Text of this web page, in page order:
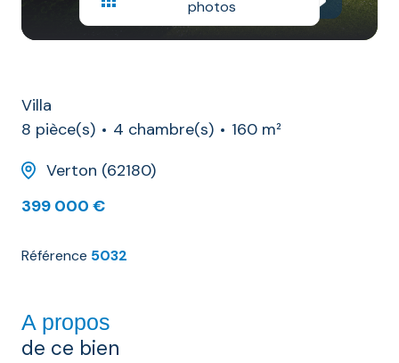
photos
Villa
8 pièce(s)
4 chambre(s)
160 m²
Verton (62180)
399 000 €
Référence 5032
A propos
de ce bien